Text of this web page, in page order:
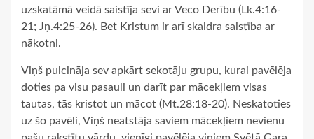
uzskatāmā veidā saistīja sevi ar Veco Derību (Lk.4:16-
21; Jņ.4:25-26). Bet Kristum ir arī skaidra saistība ar
nākotni.
Viņš pulcināja sev apkārt sekotāju grupu, kurai pavēlēja
doties pa visu pasauli un darīt par mācekļiem visas
tautas, tās kristot un mācot (Mt.28:18-20). Neskatoties
uz šo pavēli, Viņš neatstāja saviem mācekļiem nevienu